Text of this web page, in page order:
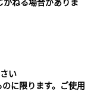
かねる場合がありま
い
に限ります。ご使用